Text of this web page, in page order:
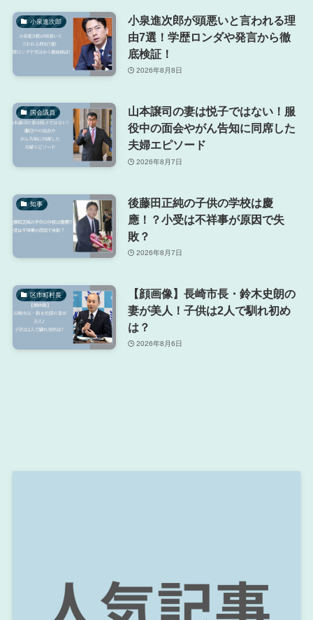
小泉進次郎
小泉進次郎が頭悪いと言われる理
由7選！学歴ロンダや発言から徹
底検証！
2026年8月8日
国会議員
山本譲司の妻は悦子ではない！服
役中の面会やがん告知に同席した
夫婦エピソード
2026年8月7日
知事
後藤田正純の子供の学校は慶
應！？小受は不祥事が原因で失
敗？
2026年8月7日
区市町村長
【顔画像】長崎市長・鈴木史朗の
妻が美人！子供は2人で馴れ初め
は？
2026年8月6日